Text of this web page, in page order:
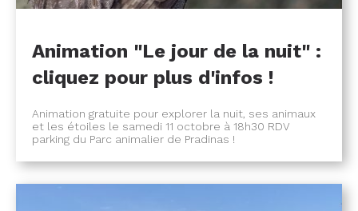
Animation "Le jour de la nuit" :
cliquez pour plus d'infos !
Animation gratuite pour explorer la nuit, ses animaux
et les étoiles le samedi 11 octobre à 18h30 RDV
parking du Parc animalier de Pradinas !